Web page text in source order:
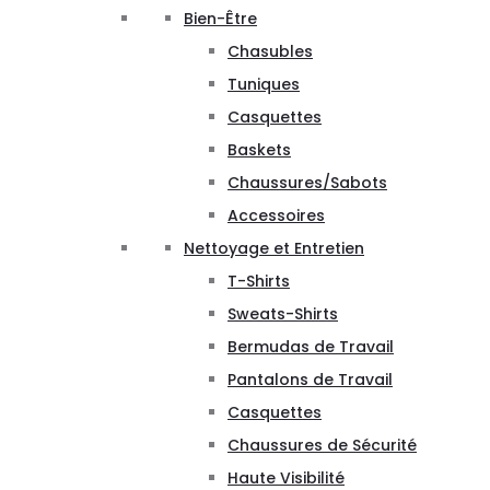
Bien-Être
Chasubles
Tuniques
Casquettes
Baskets
Chaussures/Sabots
Accessoires
Nettoyage et Entretien
T-Shirts
Sweats-Shirts
Bermudas de Travail
Pantalons de Travail
Casquettes
Chaussures de Sécurité
Haute Visibilité